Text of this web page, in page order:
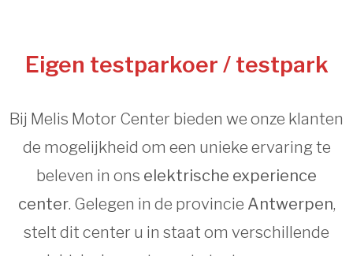
Eigen testparkoer / testpark
Bij Melis Motor Center bieden we onze klanten
de mogelijkheid om een unieke ervaring te
beleven in ons elektrische experience
center. Gelegen in de provincie Antwerpen,
stelt dit center u in staat om verschillende